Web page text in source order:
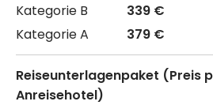
339 €
379 €
Reiseunterlagenpaket (Preis
Anreisehotel)